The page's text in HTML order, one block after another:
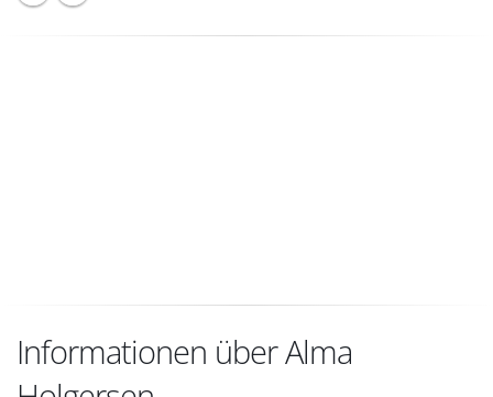
Informationen über Alma